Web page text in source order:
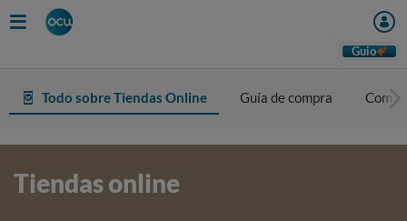
Guio
Todo sobre Tiendas Online Guía de compra
Tiendas online